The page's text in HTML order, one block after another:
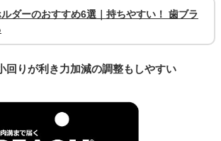
ダーのおすすめ6選｜持ちやすい！ 歯ブラ
回りが利き力加減の調整もしやすい